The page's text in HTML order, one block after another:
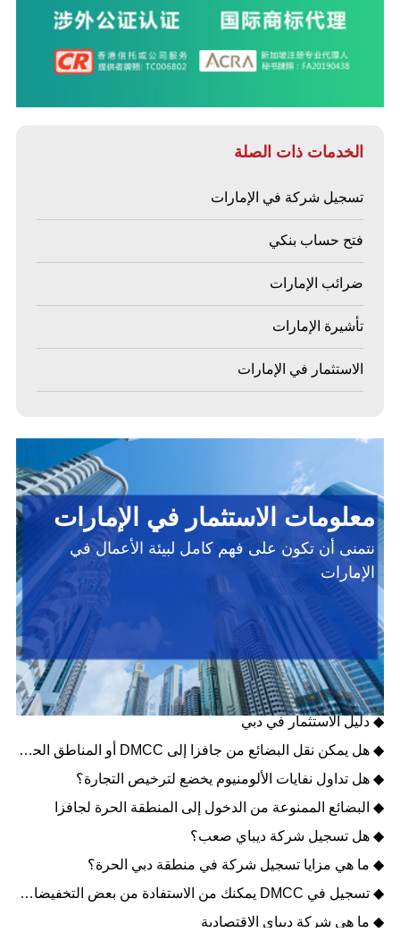
الخدمات ذات الصلة
تسجيل شركة في الإمارات
فتح حساب بنكي
ضرائب الإمارات
تأشيرة الإمارات
الاستثمار في الإمارات
معلومات الاستثمار في الإمارات
نتمنى أن تكون على فهم كامل لبيئة الأعمال في
الإمارات
◆ عملاق الطاقة النظيفة في الإمارات - مصدر
◆ دليل تطوير الأعمال في أبوظبي
◆ دليل الاستثمار في دبي
◆ هل يمكن نقل البضائع من جافزا إلى DMCC أو المناطق الحرة الأخرى؟
◆ هل تداول نفايات الألومنيوم يخضع لترخيص التجارة؟
◆ البضائع الممنوعة من الدخول إلى المنطقة الحرة لجافزا
◆ هل تسجيل شركة ديباي صعب؟
◆ ما هي مزايا تسجيل شركة في منطقة دبي الحرة؟
◆ تسجيل في DMCC يمكنك من الاستفادة من بعض التخفيضات الضريبية
◆ ما هي شركة ديباي الاقتصادية